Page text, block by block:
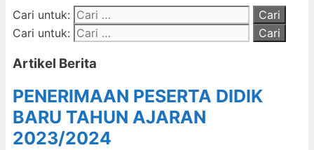
Cari untuk:
Cari untuk:
Artikel Berita
PENERIMAAN PESERTA DIDIK
BARU TAHUN AJARAN
2023/2024